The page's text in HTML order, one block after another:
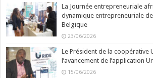
La Journée entrepreneuriale
dynamique entrepreneuriale
Belgique
23/06/2026
Le Président de la coopérative
l’avancement de l’application
15/06/2026